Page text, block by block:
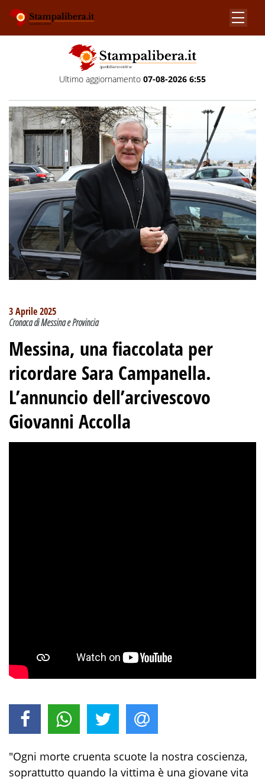
Ultimo aggiornamento 07-08-2026 6:55
3 Aprile 2025
Cronaca di Messina e Provincia
Messina, una fiaccolata per
ricordare Sara Campanella.
L’annuncio dell’arcivescovo
Giovanni Accolla
"Ogni morte cruenta scuote la nostra coscienza,
soprattutto quando la vittima è una giovane vita